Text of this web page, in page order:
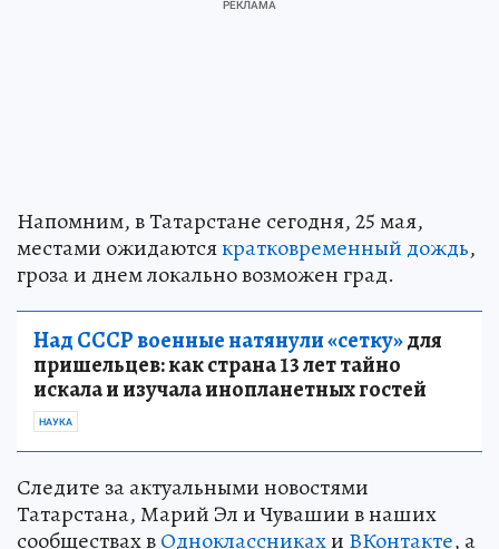
Напомним, в Татарстане сегодня, 25 мая,
местами ожидаютсякратковременный дождь,
гроза и днем локально возможен град.
Над СССР военные натянули «сетку»для
пришельцев: как страна 13 лет тайно
искала и изучала инопланетных гостей
НАУКА
Следите за актуальными новостями
Татарстана, Марий Эл и Чувашии в наших
сообществах вОдноклассникахи ВКонтакте, а